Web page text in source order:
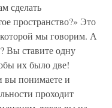
сделать
пространство?» Это
мы говорим. А
Вы ставите одну
их было две!
вы понимаете и
проходит